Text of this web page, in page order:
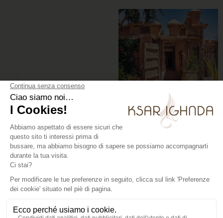
INGRESSO ALLA MOSCHEA
A
ISTORIA
fuori dall'ordinario
diventare un magnifico Riad di 80 camere, che immerge